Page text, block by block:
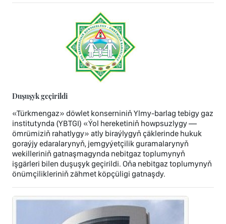
Duşuşyk geçirildi
«Türkmengaz» döwlet konserniniň Ylmy-barlag tebigy gaz
institutynda (YBTGI) «Ýol hereketiniň howpsuzlygy —
ömrümiziň rahatlygy» atly biraýlygyň çäklerinde hukuk
goraýjy edaralarynyň, jemgyýetçilik guramalarynyň
wekilleriniň gatnaşmagynda nebitgaz toplumynyň
işgärleri bilen duşuşyk geçirildi. Oňa nebitgaz toplumynyň
önümçilikleriniň zähmet köpçüligi gatnaşdy.